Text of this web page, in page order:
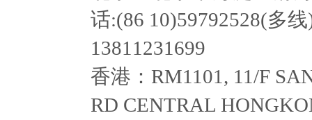
话:(86 10)59792528(多
13811231699
香港：RM1101, 11/F
RD CENTRAL